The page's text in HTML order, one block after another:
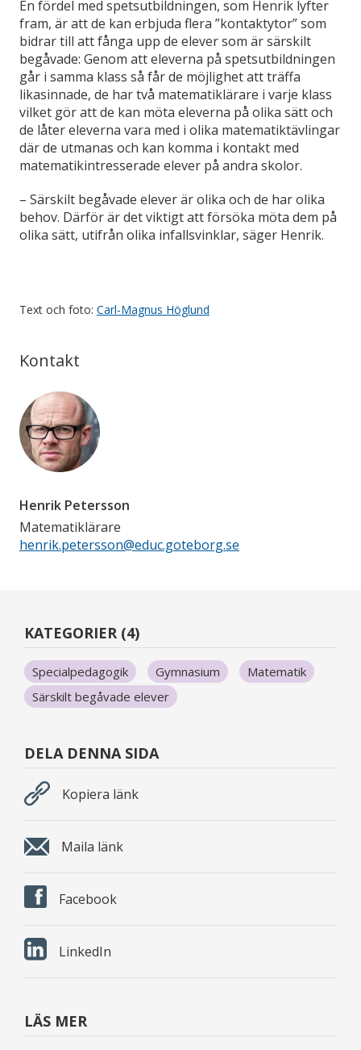
En fördel med spetsutbildningen, som Henrik lyfter
fram, är att de kan erbjuda flera ”kontaktytor” som
bidrar till att fånga upp de elever som är särskilt
begåvade: Genom att eleverna på spetsutbildningen
går i samma klass så får de möjlighet att träffa
likasinnade, de har två matematiklärare i varje klass
vilket gör att de kan möta eleverna på olika sätt och
de låter eleverna vara med i olika matematiktävlingar
där de utmanas och kan komma i kontakt med
matematikintresserade elever på andra skolor.
– Särskilt begåvade elever är olika och de har olika
behov. Därför är det viktigt att försöka möta dem på
olika sätt, utifrån olika infallsvinklar, säger Henrik.
Text och foto: Carl-Magnus Höglund
Kontakt
Henrik Petersson
Matematiklärare
henrik.petersson@educ.goteborg.se
KATEGORIER (4)
Specialpedagogik Gymnasium
Matematik
Särskilt begåvade elever
DELA DENNA SIDA
Kopiera länk
Maila länk
Facebook
LinkedIn
LÄS MER